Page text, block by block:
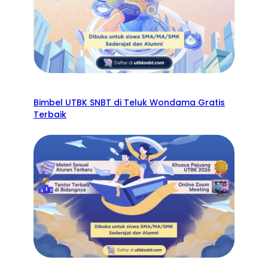
Bimbel UTBK SNBT di Teluk Wondama Gratis
Terbaik